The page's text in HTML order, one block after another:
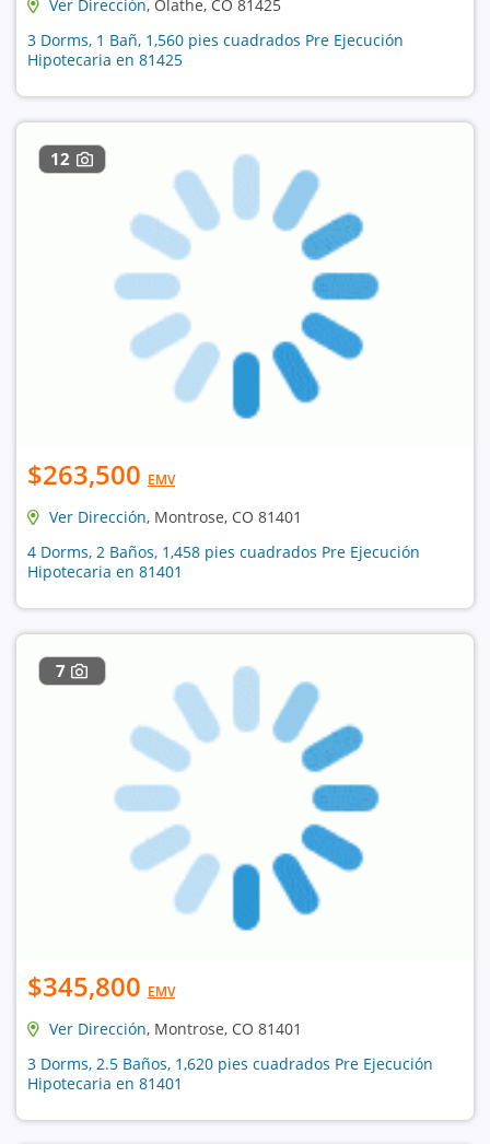
Ver Dirección, Olathe, CO 81425
3 Dorms, 1 Bañ, 1,560 pies cuadrados Pre Ejecución
Hipotecaria en 81425
12
$263,500 EMV
Ver Dirección, Montrose, CO 81401
4 Dorms, 2 Baños, 1,458 pies cuadrados Pre Ejecución
Hipotecaria en 81401
7
$345,800 EMV
Ver Dirección, Montrose, CO 81401
3 Dorms, 2.5 Baños, 1,620 pies cuadrados Pre Ejecución
Hipotecaria en 81401